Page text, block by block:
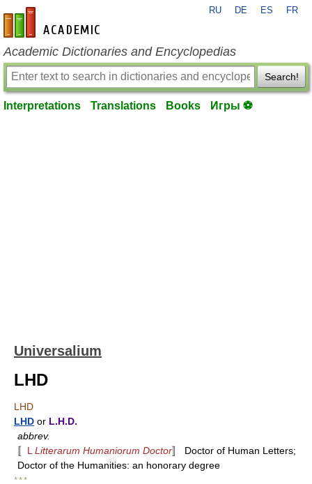
en-academic.com
RU DE ES FR
Academic Dictionaries and Encyclopedias
Search!
Interpretations Translations Books Игры ⚽
Universalium
LHD
LHD
LHD or L.H.D.
abbrev.
〚 L Litterarum Humaniorum Doctor〛 Doctor of Human Letters;
Doctor of the Humanities: an honorary degree
* * *